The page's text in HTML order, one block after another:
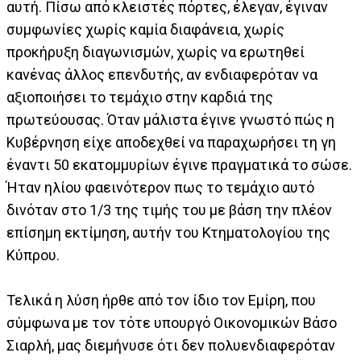
αυτή. Πίσω από κλειστές πόρτες, έλεγαν, έγιναν
συμφωνίες χωρίς καμία διαφάνεια, χωρίς
προκήρυξη διαγωνισμών, χωρίς να ερωτηθεί
κανένας άλλος επενδυτής, αν ενδιαφερόταν να
αξιοποιήσει το τεμάχιο στην καρδιά της
πρωτεύουσας. Όταν μάλιστα έγινε γνωστό πώς η
Κυβέρνηση είχε αποδεχθεί να παραχωρήσει τη γη
έναντι 50 εκατομμυρίων έγινε πραγματικά το σώσε.
Ήταν ηλίου φαεινότερον πως το τεμάχιο αυτό
δινόταν στο 1/3 της τιμής του με βάση την πλέον
επίσημη εκτίμηση, αυτήν του Κτηματολογίου της
Κύπρου.
Τελικά η λύση ήρθε από τον ίδιο τον Εμίρη, που
σύμφωνα με τον τότε υπουργό Οικονομικών Βάσο
Σιαρλή, μας διεμήνυσε ότι δεν πολυενδιαφερόταν